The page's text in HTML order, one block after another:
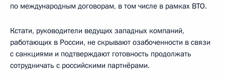
по международным договорам, в том числе в рамках ВТО.
Кстати, руководители ведущих западных компаний,
работающих в России, не скрывают озабоченности в связи
с санкциями и подтверждают готовность продолжать
сотрудничать с российскими партнёрами.